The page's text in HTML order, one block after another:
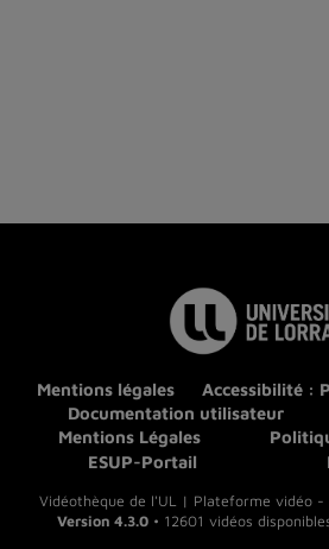
Mentions légales
Accessibilité :
Documentation utilisateur
Mentions Légales
ESUP-Portail
Vidéothèque de l'UL | Plateforme vidéo -
Version 4.3.0• 12601 vidéos